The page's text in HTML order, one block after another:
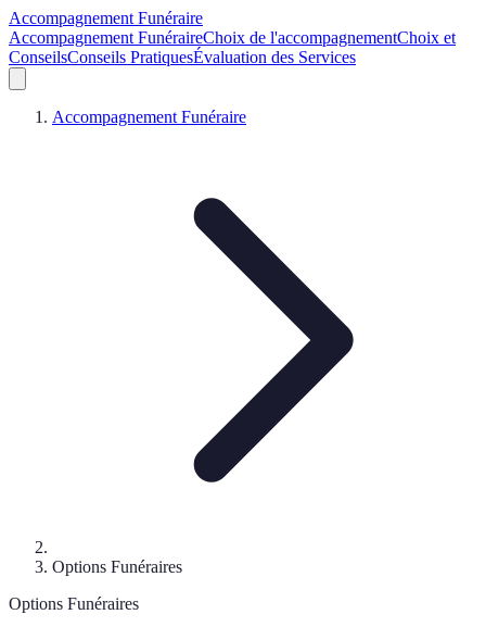
Accompagnement Funéraire
Accompagnement FunéraireChoix de l'accompagnementChoix et
ConseilsConseils PratiquesÉvaluation des Services
Accompagnement Funéraire
Options Funéraires
Options Funéraires